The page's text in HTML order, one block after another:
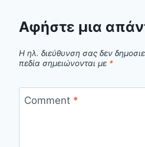
Αφήστε μια
Η ηλ. διεύθυνση σας δεν
πεδία σημειώνονται με *
Comment *